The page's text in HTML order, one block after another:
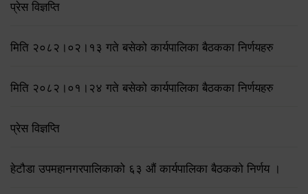
प्रेस विज्ञप्ति
मिति २०८२।०२।१३ गते बसेको कार्यपालिका बैठकका निर्णयहरु
मिति २०८२।०१।२४ गते बसेको कार्यपालिका बैठकका निर्णयहरु
प्रेस विज्ञप्ति
हेटौडा उपमहानगरपालिकाको ६३ औं कार्यपालिका बैठकको निर्णय ।